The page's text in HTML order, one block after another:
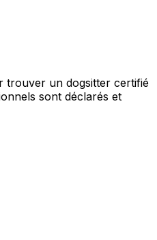
trouver un dogsitter certifié
sont déclarés et